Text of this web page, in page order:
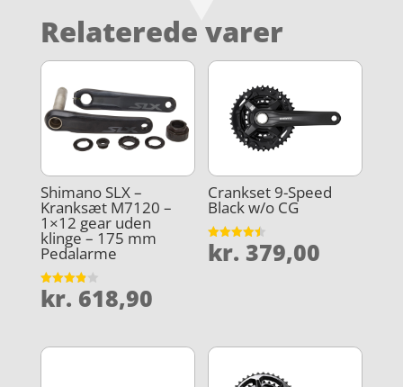
Relaterede varer
Shimano SLX –
Kranksæt M7120 –
1×12 gear uden
klinge – 175 mm
Pedalarme
Vurderet
3.9
kr. 618,90
Crankset 9-Speed
Black w/o CG
Vurderet
4.5
kr. 379,00